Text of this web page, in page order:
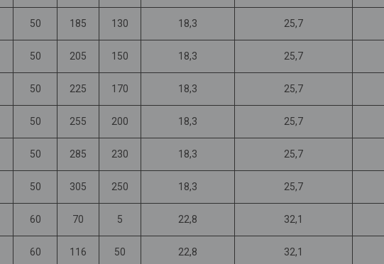
50 185 130 18,3 25,7
50 205 150 18,3 25,7
50 225 170 18,3 25,7
50 255 200 18,3 25,7
50 285 230 18,3 25,7
50 305 250 18,3 25,7
60 70 5 22,8 32,1
60 116 50 22,8 32,1